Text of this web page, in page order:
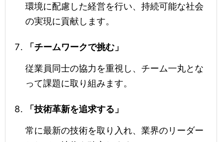
環境に配慮した経営を行い、持続可能な社会
の実現に貢献します。
「チームワークで挑む」
従業員同士の協力を重視し、チーム一丸とな
って課題に取り組みます。
「技術革新を追求する」
常に最新の技術を取り入れ、業界のリーダー